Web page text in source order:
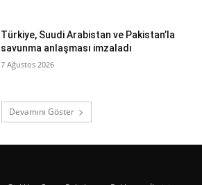
Türkiye, Suudi Arabistan ve Pakistan’la
savunma anlaşması imzaladı
7 Ağustos 2026
Devamını Göster